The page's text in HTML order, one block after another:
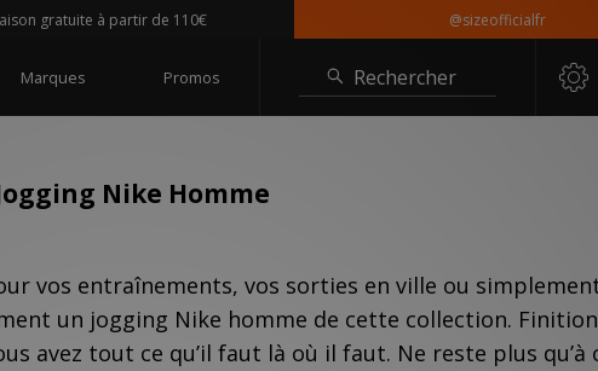
gratuite à partir de 110€ @sizeofficialfr
Marques Promos Rechercher
Nike Homme
vos entraînements, vos sorties en ville ou
un jogging Nike homme de cette collection.
avez tout ce qu’il faut là où il faut. Ne reste plus